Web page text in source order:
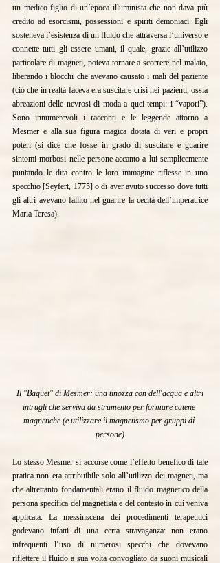
un medico figlio di un’epoca illuminista che non dava più
credito ad esorcismi, possessioni e spiriti demoniaci. Egli
sosteneva l’esistenza di un fluido che attraversa l’universo e
connette tutti gli essere umani, il quale, grazie all’utilizzo
particolare di magneti, poteva tornare a scorrere nel malato,
liberando i blocchi che avevano causato i mali del paziente
(ciò che in realtà faceva era suscitare crisi nei pazienti, ossia
abreazioni delle nevrosi di moda a quei tempi: i “vapori”).
Sono innumerevoli i racconti e le leggende attorno a
Mesmer e alla sua figura magica dotata di veri e propri
poteri (si dice che fosse in grado di suscitare e guarire
sintomi morbosi nelle persone accanto a lui semplicemente
puntando le dita contro le loro immagine riflesse in uno
specchio [Seyfert, 1775] o di aver avuto successo dove tutti
gli altri avevano fallito nel guarire la cecità dell’imperatrice
Maria Teresa).
Il "Baquet" di Mesmer: una tinozza con dell'acqua e altri
intrugli che serviva da strumento per formare catene
magnetiche (e utilizzare il magnetismo per gruppi di
persone)
Lo stesso Mesmer si accorse come l’effetto benefico di tale
pratica non era attribuibile solo all’utilizzo dei magneti, ma
che altrettanto fondamentali erano il fluido magnetico della
persona specifica del magnetista e del contesto in cui veniva
applicata. La messinscena dei procedimenti terapeutici
godevano infatti di una certa stravaganza: non erano
infrequenti l’uso di numerosi specchi che dovevano
riflettere il fluido a sua volta convogliato da suoni musicali